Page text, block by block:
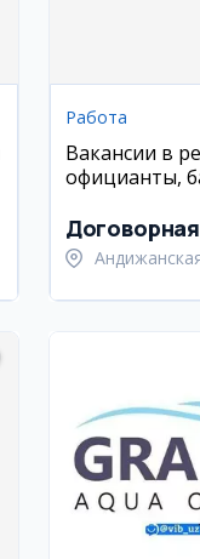
Работа
Вакансии в
официанты,
шеф-повар
Договорная